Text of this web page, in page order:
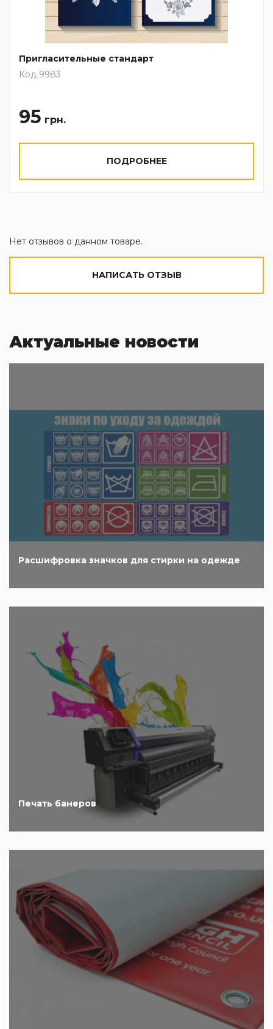
Пригласительные стандарт
Код 9983
95 грн.
ПОДРОБНЕЕ
Нет отзывов о данном товаре.
НАПИСАТЬ ОТЗЫВ
Актуальные новости
Расшифровка значков для стирки на одежде
Печать банеров